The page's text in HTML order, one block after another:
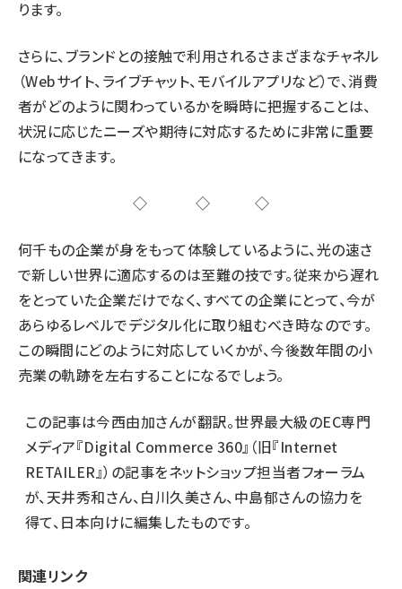
ります。
さらに、ブランドとの接触で利用されるさまざまなチャネル
（Webサイト、ライブチャット、モバイルアプリなど）で、消費
者がどのように関わっているかを瞬時に把握することは、
状況に応じたニーズや期待に対応するために非常に重要
になってきます。
◇ ◇ ◇
何千もの企業が身をもって体験しているように、光の速さ
で新しい世界に適応するのは至難の技です。従来から遅れ
をとっていた企業だけでなく、すべての企業にとって、今が
あらゆるレベルでデジタル化に取り組むべき時なのです。
この瞬間にどのように対応していくかが、今後数年間の小
売業の軌跡を左右することになるでしょう。
この記事は今西由加さんが翻訳。世界最大級のEC専門
メディア『Digital Commerce 360』（旧『Internet
RETAILER』）の記事をネットショップ担当者フォーラム
が、天井秀和さん、 白川久美さん、 中島郁さんの協力を
得て、日本向けに編集したものです。
関連リンク